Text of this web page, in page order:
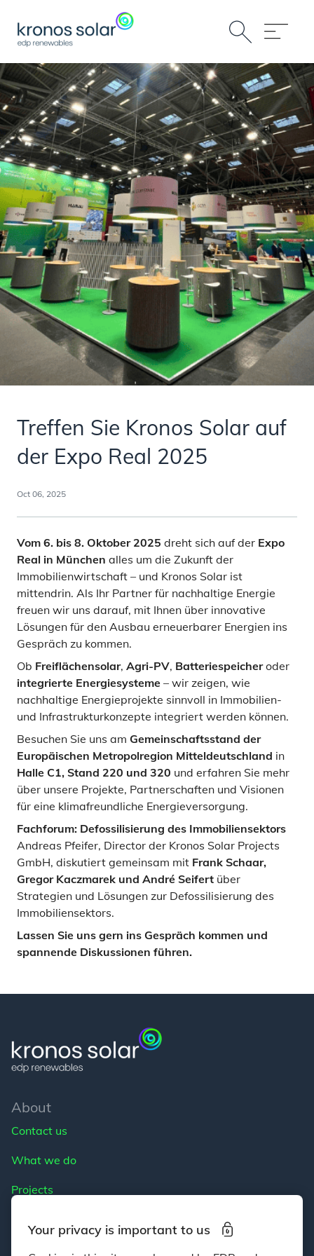
Treffen Sie Kronos Solar auf
der Expo Real 2025
Oct 06, 2025
Vom 6. bis 8. Oktober 2025 dreht sich auf der Expo
Real in München alles um die Zukunft der
Immobilienwirtschaft – und Kronos Solar ist
mittendrin. Als Ihr Partner für nachhaltige Energie
freuen wir uns darauf, mit Ihnen über innovative
Lösungen für den Ausbau erneuerbarer Energien ins
Gespräch zu kommen.
Ob Freiflächensolar, Agri-PV, Batteriespeicheroder
integrierte Energiesysteme – wir zeigen, wie
nachhaltige Energieprojekte sinnvoll in Immobilien-
und Infrastrukturkonzepte integriert werden können.
Besuchen Sie uns am Gemeinschaftsstand der
Europäischen Metropolregion Mitteldeutschland in
Halle C1, Stand 220 und 320 und erfahren Sie mehr
über unsere Projekte, Partnerschaften und Visionen
für eine klimafreundliche Energieversorgung.
Fachforum: Defossilisierung des Immobiliensektors
Andreas Pfeifer, Director der Kronos Solar Projects
GmbH, diskutiert gemeinsam mit Frank Schaar,
Gregor Kaczmarek und André Seifert über
Strategien und Lösungen zur Defossilisierung des
Immobiliensektors.
Lassen Sie uns gern ins Gespräch kommen und
spannende Diskussionen führen.
About
Contact us
What we do
Projects
Your privacy is important to us